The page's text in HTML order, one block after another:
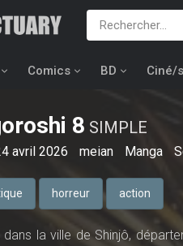
Comics BD Ciné/
8 SIMPLE
avril 2026 meian Manga
horreur action
dans la ville de Shinjô,